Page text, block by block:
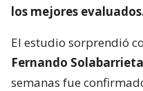
los mejores
El estudio sorprendió
Fernando
semanas fue